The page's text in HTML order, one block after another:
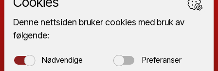
Ventilasjon til næringsbygg
Service
Verksted
Iso-Duct